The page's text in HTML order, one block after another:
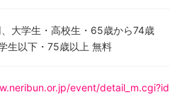
大学生・高校生・65歳から74歳
生以下・75歳以上 無料
event/detail_m.cgi?id